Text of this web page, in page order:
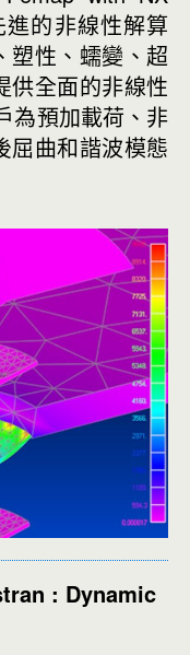
的非線性解算
塑性、蠕變、超
供全面的非線性
為預加載荷、非
屈曲和諧波模態
: Dynamic